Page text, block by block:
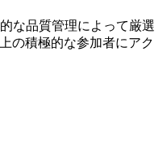
な品質管理によって厳選
の積極的な参加者にアク